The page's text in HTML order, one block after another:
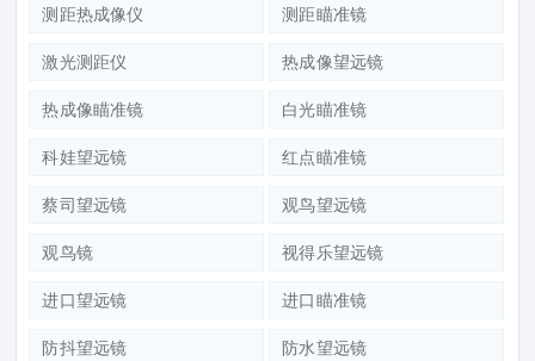
测距热成像仪 测距瞄准镜
激光测距仪 热成像望远镜
热成像瞄准镜 白光瞄准镜
科娃望远镜 红点瞄准镜
蔡司望远镜 观鸟望远镜
观鸟镜 视得乐望远镜
进口望远镜 进口瞄准镜
防抖望远镜 防水望远镜